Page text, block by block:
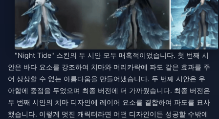
"Night Tide" 스킨의 두 시안 모두 매혹적이었습니다. 첫 번째 시
안은 바다 요소를 강조하여 치마와 머리카락에 파도 같은 효과를 주
어 상상할 수 없는 아름다움을 만들어냈습니다. 두 번째 시안은 우
아함에 중점을 두었으며 최종 버전에 더 가까웠습니다. 최종 버전은
두 번째 시안의 치마 디자인에 레이어 요소를 결합하여 파도를 묘사
했습니다. 이렇게 멋진 캐릭터라면 어떤 디자인이든 성공할 수밖에